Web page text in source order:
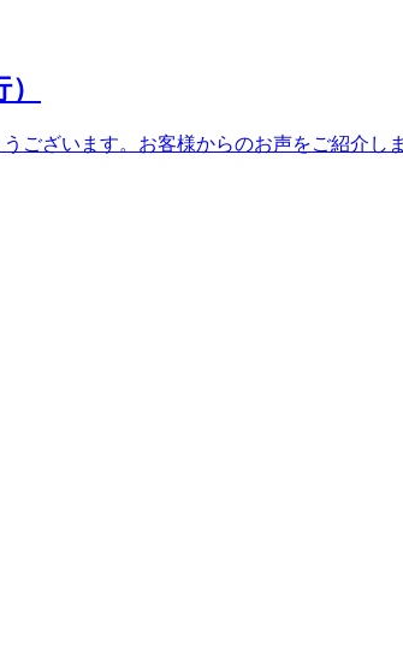
ございます。お客様からのお声をご紹介し